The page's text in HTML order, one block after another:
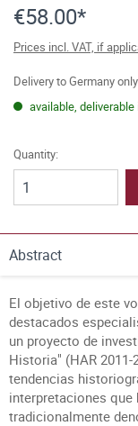
€58.00*
Prices incl. VAT, if
Delivery to Germany
available,
Quantity:
Abstract
El objetivo de este
destacados
un proyecto de
Historia" (HAR
tendencias
interpretaciones que
tradicionalmente